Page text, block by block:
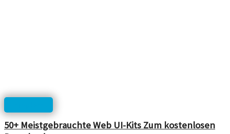
50+ Meistgebrauchte Web UI-Kits Zum kostenlosen